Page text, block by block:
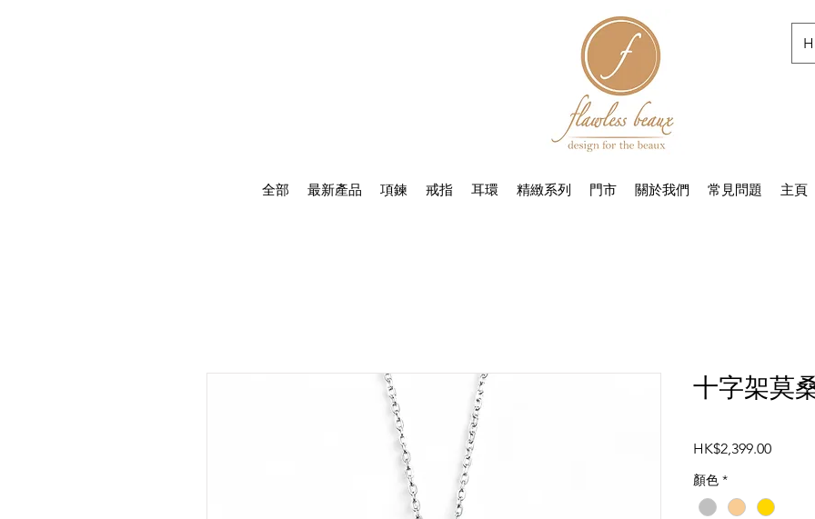
全部 最新產品 項鍊 戒指 耳環 精緻系列 門市 關於我們 常見問題 主頁
十字架莫
HK$2,399.00價
顏色 *